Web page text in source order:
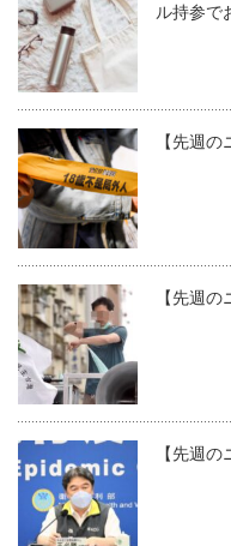
ル持参で
【先週の
【先週の
【先週の